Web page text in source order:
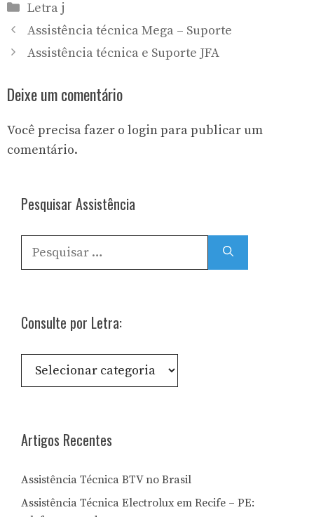
Categorias
Letra j
Assistência técnica Mega – Suporte
Assistência técnica e Suporte JFA
Deixe um comentário
Você precisa fazer o loginpara publicar um
comentário.
Pesquisar Assistência
Pesquisar
por:
Consulte por Letra:
Consulte
Artigos Recentes
Assistência Técnica BTV no Brasil
Assistência Técnica Electrolux em Recife – PE: